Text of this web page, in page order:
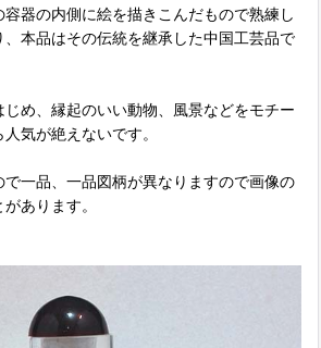
器の内側に絵を描きこんだもので熟練し
本品はその伝統を継承した中国工芸品で
め、縁起のいい動物、風景などをモチー
気が絶えないです。
一品、一品図柄が異なりますので画像の
あります。